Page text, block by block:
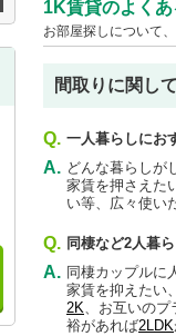
1K賃貸のよくあ
お部屋探しについて
間取りに関して
Q. 一人暮らしにお
A. どんな暮らしが
家賃を押さえた
い等、広々使い
Q. 同棲など2人暮
A. 同棲カップルに
家賃を抑えたい
2K、お互いのプ
裕があれば2LDK